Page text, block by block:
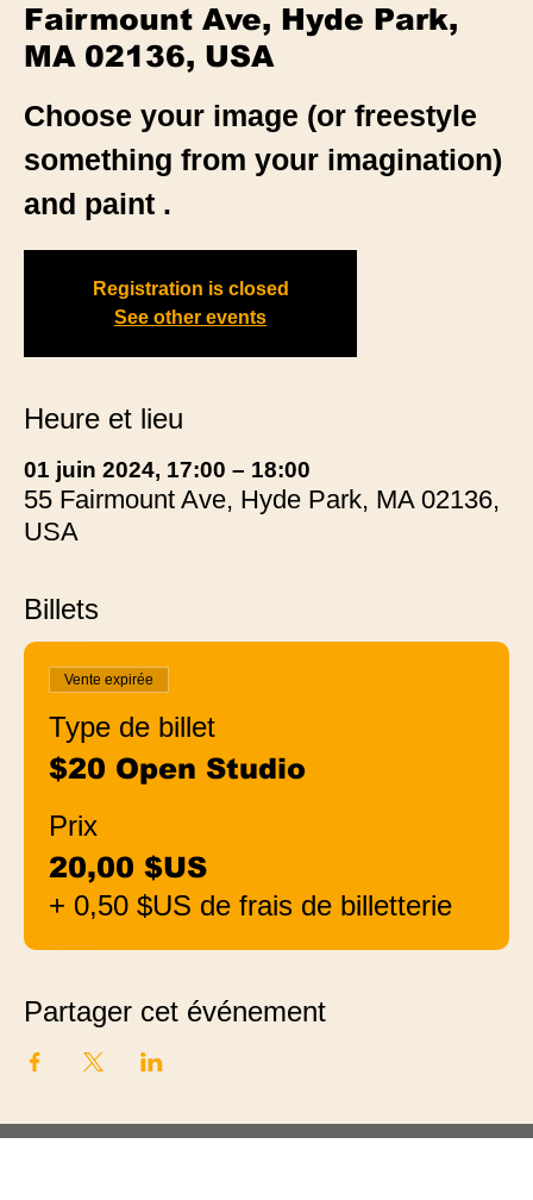
Fairmount Ave, Hyde Park,
MA 02136, USA
Choose your image (or freestyle
something from your imagination)
and paint .
Registration is closed
See other events
Heure et lieu
01 juin 2024, 17:00 – 18:00
55 Fairmount Ave, Hyde Park, MA 02136,
USA
Billets
Vente expirée
Type de billet
$20 Open Studio
Prix
20,00 $US
+ 0,50 $US de frais de billetterie
Partager cet événement